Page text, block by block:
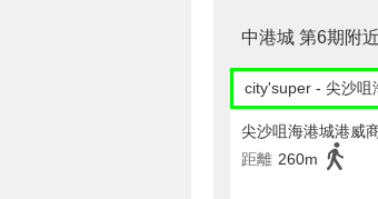
中港城 第6期附
city'super - 尖沙咀
尖沙咀海港城港威
距離 260m